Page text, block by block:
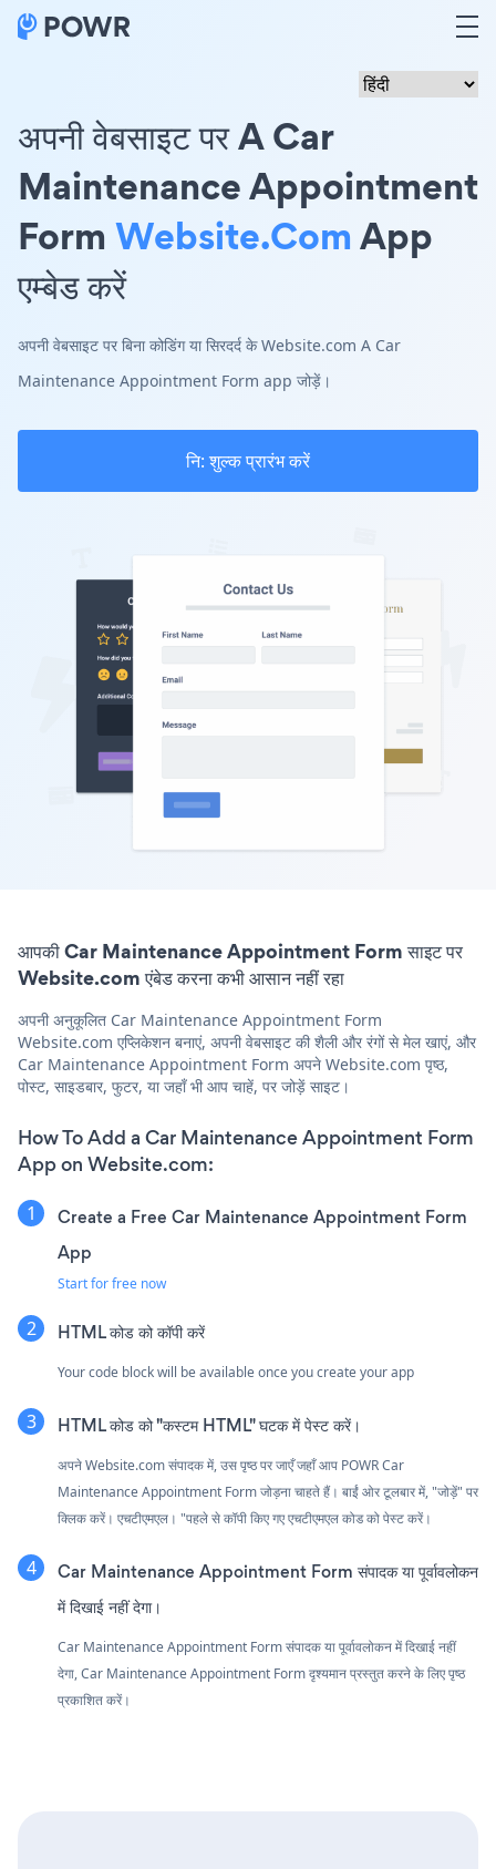
अपनी वेबसाइट पर A Car
Maintenance Appointment
Form Website.comApp
एम्बेड करें
अपनी वेबसाइट पर बिना कोडिंग या सिरदर्द के Website.com A Car
Maintenance Appointment Form app जोड़ें।
नि: शुल्क प्रारंभ करें
आपकी Car Maintenance Appointment Form साइट पर
Website.com एंबेड करना कभी आसान नहीं रहा
अपनी अनुकूलित Car Maintenance Appointment Form
Website.com एप्लिकेशन बनाएं, अपनी वेबसाइट की शैली और रंगों से मेल खाएं, और
Car Maintenance Appointment Form अपने Website.com पृष्ठ,
पोस्ट, साइडबार, फुटर, या जहाँ भी आप चाहें, पर जोड़ें साइट।
How To Add a Car Maintenance Appointment Form
App on Website.com:
Create a Free Car Maintenance Appointment Form
App
Start for free now
HTML कोड को कॉपी करें
Your code block will be available once you create your app
HTML कोड को "कस्टम HTML" घटक में पेस्ट करें।
अपने Website.com संपादक में, उस पृष्ठ पर जाएँ जहाँ आप POWR Car
Maintenance Appointment Form जोड़ना चाहते हैं। बाईं ओर टूलबार में, "जोड़ें" पर
क्लिक करें। एचटीएमएल। "पहले से कॉपी किए गए एचटीएमएल कोड को पेस्ट करें।
Car Maintenance Appointment Form संपादक या पूर्वावलोकन
में दिखाई नहीं देगा।
Car Maintenance Appointment Form संपादक या पूर्वावलोकन में दिखाई नहीं
देगा, Car Maintenance Appointment Form दृश्यमान प्रस्तुत करने के लिए पृष्ठ
प्रकाशित करें।